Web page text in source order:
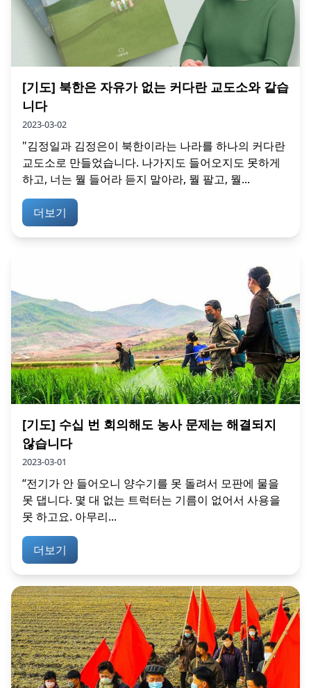
[기도] 북한은 자유가 없는 커다란 교도소와 같습
니다
2023-03-02
"김정일과 김정은이 북한이라는 나라를 하나의 커다란
교도소로 만들었습니다. 나가지도 들어오지도 못하게
하고, 너는 뭘 들어라 듣지 말아라, 뭘 팔고, 뭘...
더보기
[기도] 수십 번 회의해도 농사 문제는 해결되지
않습니다
2023-03-01
“전기가 안 들어오니 양수기를 못 돌려서 모판에 물을
못 댑니다. 몇 대 없는 트럭터는 기름이 없어서 사용을
못 하고요. 아무리...
더보기